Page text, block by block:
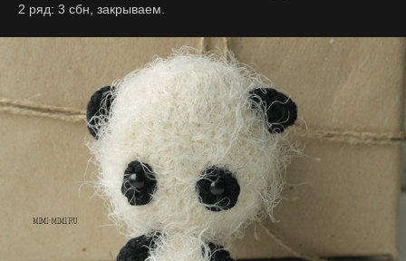
2 ряд: 3 сбн, закрываем.